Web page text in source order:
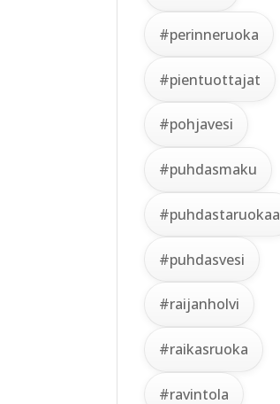
#perinneruoka
#pientuottajat
#pohjavesi
#puhdasmaku
#puhdastaruokaa
#puhdasvesi
#raijanholvi
#raikasruoka
#ravintola